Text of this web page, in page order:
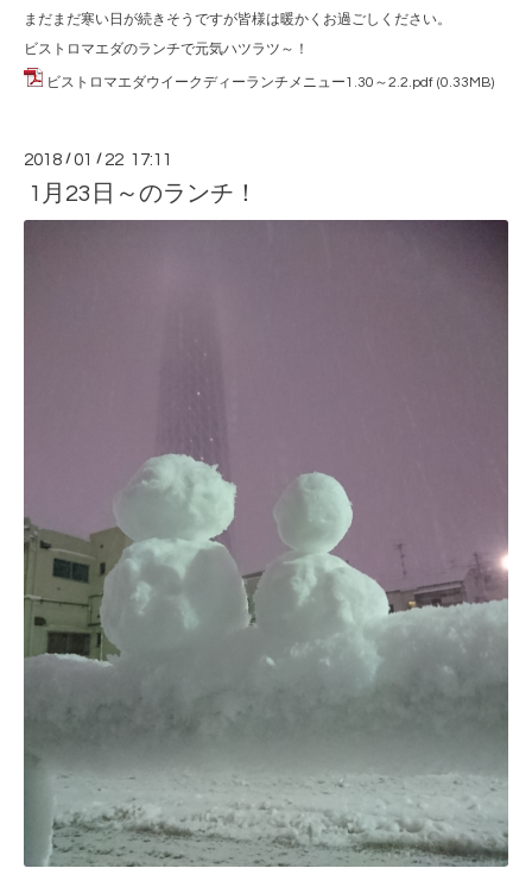
まだまだ寒い日が続きそうですが皆様は暖かくお過ごしください。
ビストロマエダのランチで元気ハツラツ～！
ビストロマエダウイークディーランチメニュー1.30～2.2.pdf (0.33MB)
2018 /01 / 22 17:11
1月23日～のランチ！